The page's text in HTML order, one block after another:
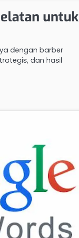
untuk
dengan barber
dan hasil